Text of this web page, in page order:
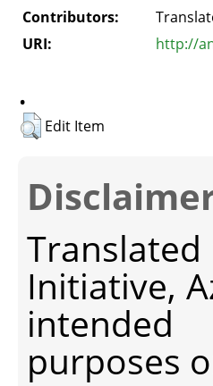
Contributors:
URI:
http://
.
Edit Item
Initiative,
intended
purposes